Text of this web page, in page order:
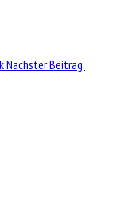
Nächster Beitrag: